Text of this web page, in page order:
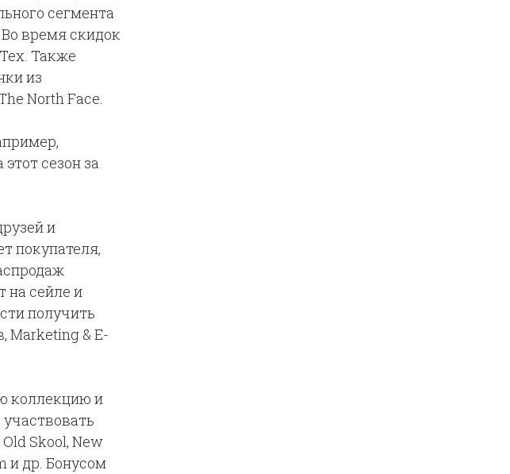
сегмента
время скидок
Также
из
North Face.
сезон за
и
покупателя,
на сейле и
получить
Marketing & E-
коллекцию и
Skool, New
и др. Бонусом